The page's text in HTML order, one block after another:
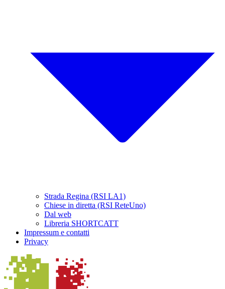
Strada Regina (RSI LA1)
Chiese in diretta (RSI ReteUno)
Dal web
Libreria SHORTCATT
Impressum e contatti
Privacy